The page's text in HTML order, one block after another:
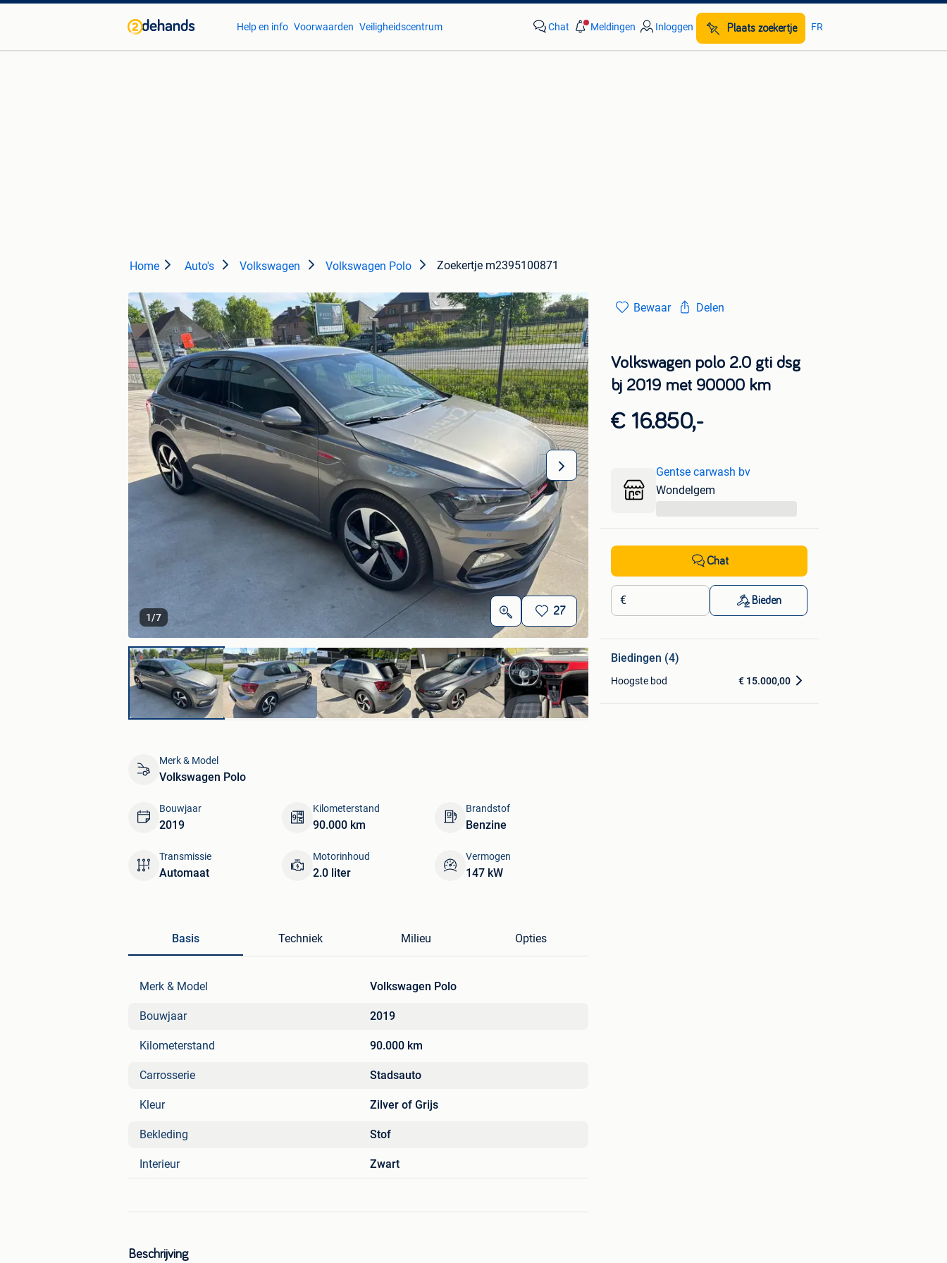
Help en info Voorwaarden Veiligheidscentrum Chat Meldingen Inloggen Plaats zoekertje FR
Home Auto's Volkswagen Volkswagen Polo Zoekertje m2395100871
1/7
27
Merk & Model
Volkswagen Polo
Bouwjaar
2019
Kilometerstand
90.000 km
Brandstof
Benzine
Transmissie
Automaat
Motorinhoud
2.0 liter
Vermogen
147 kW
Basis Techniek Milieu Opties
Merk & Model Volkswagen Polo
Bouwjaar 2019
Kilometerstand 90.000 km
Carrosserie Stadsauto
Kleur Zilver of Grijs
Bekleding Stof
Interieur Zwart
Beschrijving
Bewaar Delen
Volkswagen polo 2.0 gti dsg
bj 2019 met 90000 km
€ 16.850,-
Gentse carwash bv
Wondelgem
Chat
€ Bieden
Biedingen (4)
Hoogste bod € 15.000,00